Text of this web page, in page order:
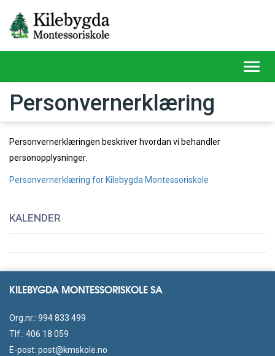
Personvernerklæring
Personvernerklæringen beskriver hvordan vi behandler
personopplysninger.
Personvernerklæring for Kilebygda Montessoriskole
KALENDER
KILEBYGDA MONTESSORISKOLE SA
Org.nr.: 994 833 499
Tlf.: 406 18 059
E-post: post@kmskole.no